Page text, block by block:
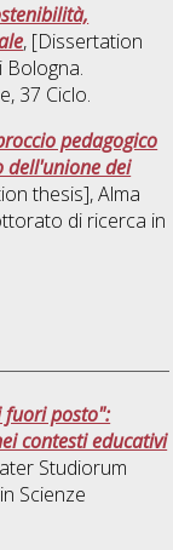
, [Dissertation
Bologna.
, 37 Ciclo.
pedagogico
dell'unione dei
thesis], Alma
di ricerca in
fuori posto":
contesti educativi
Studiorum
Scienze